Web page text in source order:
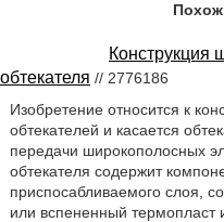
Конструкция
обтекателя // 2776186
Изобретение относится к
обтекателей и касается
передачи широкополосных
обтекателя содержит
приспосабливаемого слоя,
или вспененный термопласт